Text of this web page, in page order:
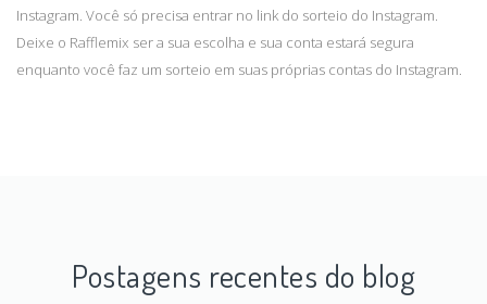
Instagram. Você só precisa entrar no link do sorteio do Instagram.
Deixe o Rafflemix ser a sua escolha e sua conta estará segura
enquanto você faz um sorteio em suas próprias contas do Instagram.
Postagens recentes do blog